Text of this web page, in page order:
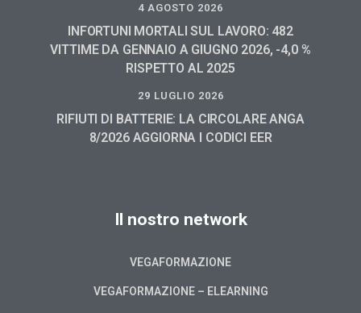
4 AGOSTO 2026
INFORTUNI MORTALI SUL LAVORO: 482
VITTIME DA GENNAIO A GIUGNO 2026, -4,0 %
RISPETTO AL 2025
29 LUGLIO 2026
RIFIUTI DI BATTERIE: LA CIRCOLARE ANGA
8/2026 AGGIORNA I CODICI EER
Il nostro network
VEGAFORMAZIONE
VEGAFORMAZIONE – ELEARNING